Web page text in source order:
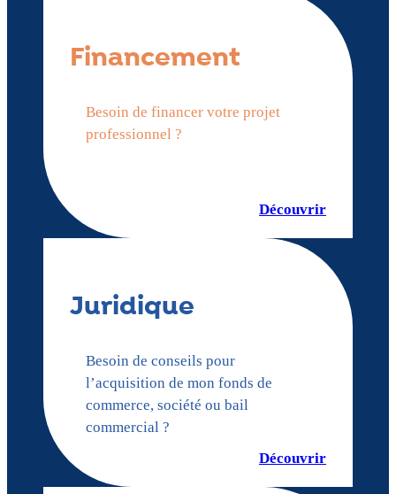
Financement
Besoin de financer votre projet
professionnel ?
Découvrir
Juridique
Besoin de conseils pour
l’acquisition de mon fonds de
commerce, société ou bail
commercial ?
Découvrir